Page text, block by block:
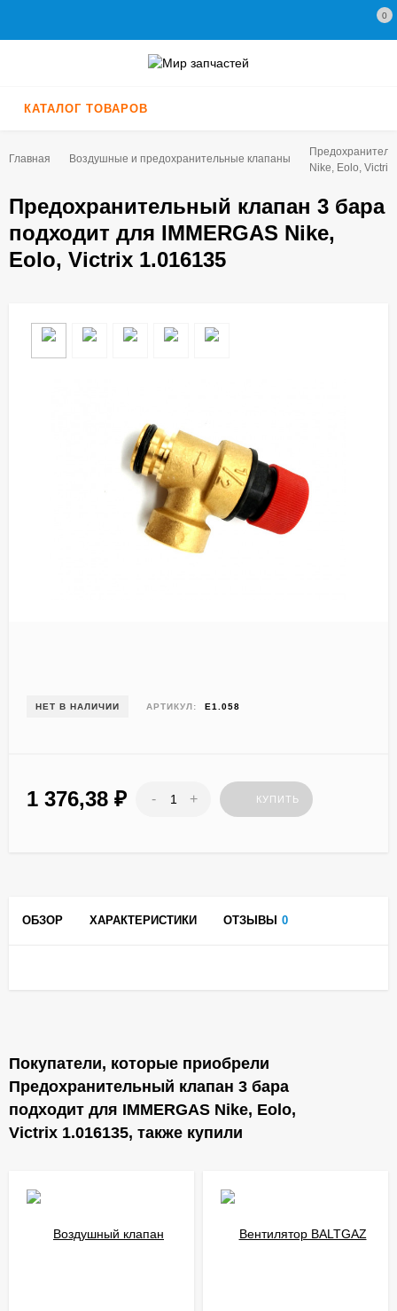
0
КАТАЛОГ ТОВАРОВ
Главная Воздушные и предохранительные клапаны
Nike, Eolo,
Предохранительный клапан 3 бара
подходит для IMMERGAS Nike,
Eolo, Victrix 1.016135
НЕТ В НАЛИЧИИ АРТИКУЛ: E1.058
1 376,38 ₽ - + КУПИТЬ
ОБЗОР ХАРАКТЕРИСТИКИ ОТЗЫВЫ 0
Покупатели, которые приобрели
Предохранительный клапан 3 бара
подходит для IMMERGAS Nike, Eolo,
Victrix 1.016135, также купили